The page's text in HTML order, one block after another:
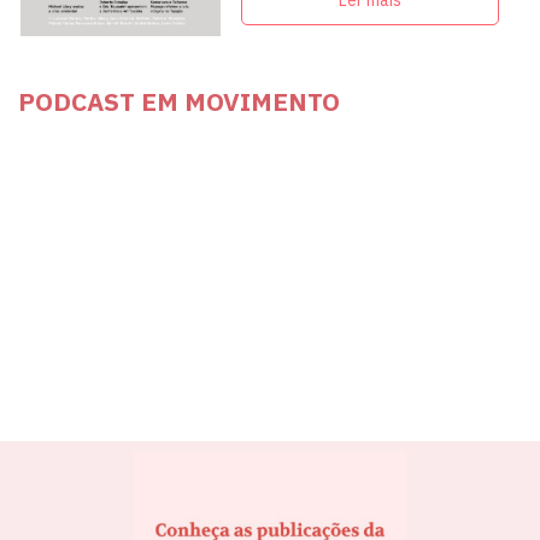
PODCAST EM MOVIMENTO